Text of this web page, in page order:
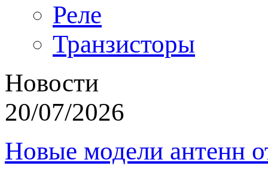
Реле
Транзисторы
Новости
20/07/2026
Новые модели антенн